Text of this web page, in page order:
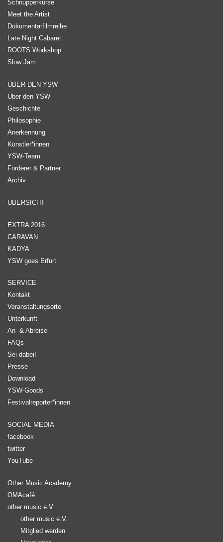
Schnupperkurse
Meet the Artist
Dokumentarfilmreihe
Late Night Cabaret
ROOTS Workshop
Slow Jam
ÜBER DEN YSW
Über den YSW
Geschichte
Philosophie
Anerkennung
Künstler*innen
YSW-Team
Förderer & Partner
Archiv
ÜBERSICHT
EXTRA 2016
CARAVAN
KADYA
YSW goes Erfurt
SERVICE
Kontakt
Veranstaltungsorte
Unterkunft
An- & Abreise
FAQs
Sei dabei!
Presse
Download
YSW-Goods
Festivalreporter*innen
SOCIAL MEDIA
facebook
twitter
YouTube
Other Music Academy
OMAcafé
other music e.V.
other music e.V.
Mitglied werden